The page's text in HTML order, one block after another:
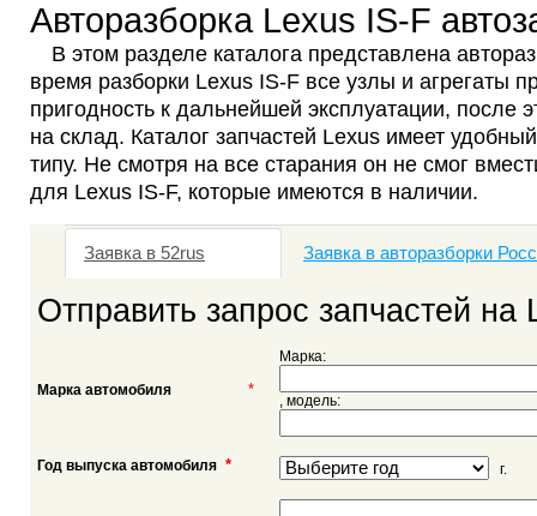
Авторазборка Lexus IS-F
В этом разделе каталога представлена
время разборки Lexus IS-F все узлы и агрегаты
пригодность к дальнейшей эксплуатации, после
на склад. Каталог запчастей Lexus имеет
типу. Не смотря на все старания он не смог
для Lexus IS-F, которые имеются в наличии.
Заявка в 52rus Заявка в авторазборки
Отправить запрос запчастей на
Марка автомобиля *
Марка:
, модель:
Год выпуска автомобиля * г.